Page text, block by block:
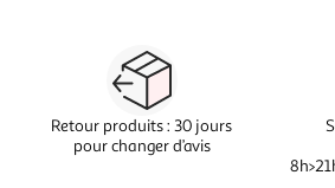
Retour produits : 30 jours
pour changer d’avis